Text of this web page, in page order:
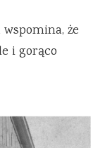
że
i gorąco